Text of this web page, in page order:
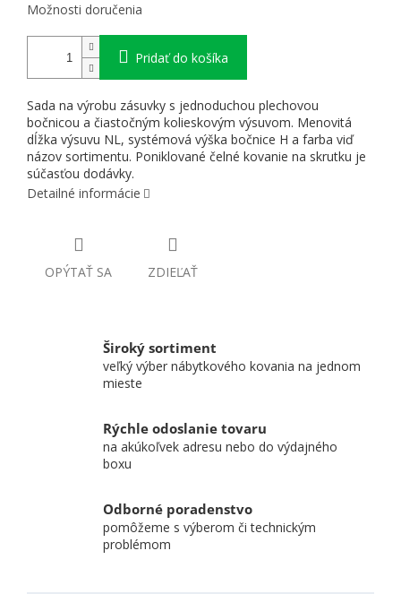
Možnosti doručenia
Pridať do košíka
Sada na výrobu zásuvky s jednoduchou plechovou
bočnicou a čiastočným kolieskovým výsuvom. Menovitá
dĺžka výsuvu NL, systémová výška bočnice H a farba viď
názov sortimentu. Poniklované čelné kovanie na skrutku je
súčasťou dodávky.
Detailné informácie
OPÝTAŤ SA ZDIEĽAŤ
Široký sortiment
veľký výber nábytkového kovania na jednom
mieste
Rýchle odoslanie tovaru
na akúkoľvek adresu nebo do výdajného
boxu
Odborné poradenstvo
pomôžeme s výberom či technickým
problémom